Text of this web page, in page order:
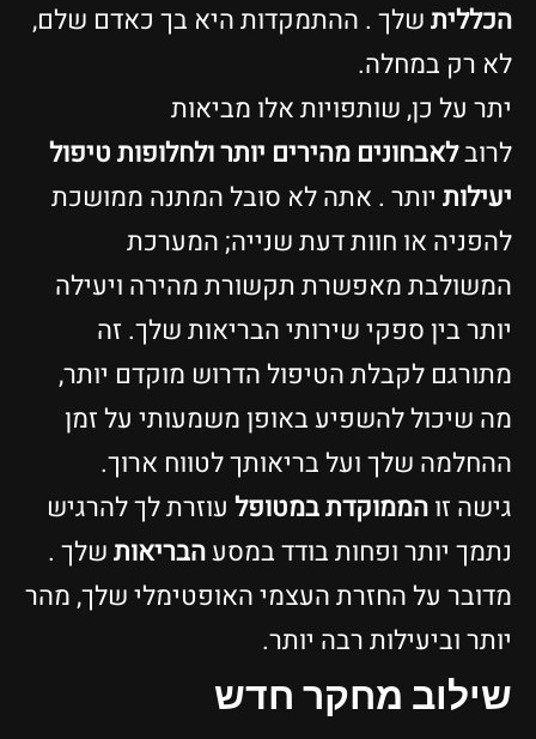
שלך . ההתמקדות היא בך כאדם שלם,
רק במחלה.
על כן, שותפויות אלו מביאות
לאבחונים מהירים יותרולחלופות טיפול
יותר . אתה לא סובל המתנה ממושכת
או חוות דעת שנייה; המערכת
מאפשרת תקשורת מהירה ויעילה
בין ספקי שירותי הבריאות שלך. זה
לקבלת הטיפול הדרוש מוקדם יותר,
שיכול להשפיע באופן משמעותי על זמן
שלך ועל בריאותך לטווח ארוך.
זו הממוקדת במטופלעוזרת לך להרגיש
יותר ופחות בודד במסעהבריאותשלך .
על החזרת העצמי האופטימלי שלך, מהר
וביעילות רבה יותר.
מחקר חדש